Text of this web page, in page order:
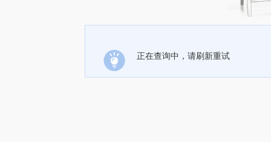
正在查询中，请刷新重试